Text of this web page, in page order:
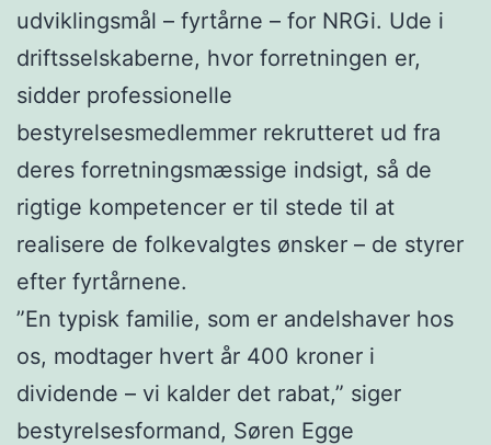
udviklingsmål – fyrtårne – for NRGi. Ude i
driftsselskaberne, hvor forretningen er,
sidder professionelle
bestyrelsesmedlemmer rekrutteret ud fra
deres forretningsmæssige indsigt, så de
rigtige kompetencer er til stede til at
realisere de folkevalgtes ønsker – de styrer
efter fyrtårnene.
”En typisk familie, som er andelshaver hos
os, modtager hvert år 400 kroner i
dividende – vi kalder det rabat,” siger
bestyrelsesformand, Søren Egge